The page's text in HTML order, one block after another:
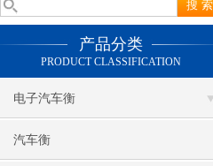
产品分类
PRODUCT CLASSIFICATION
电子汽车衡
汽车衡